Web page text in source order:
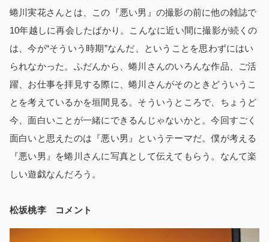
蜷川実花さんとは、この『悪い男』の撮影の前に他の雑誌で
10年越しに再会したばかり。こんなに近い間に撮影が続くの
は、今が“そういう時期”なんだ、ということを思わずにはい
られなかった。ふだんから、蜷川さんのいろんな作品、ご活
躍、お仕事を拝見する際に、蜷川さんがそのときどういうこ
とを考えているかを垣間見る。そういうところで、ちょうど
今、面白いことが一緒にできるんじゃないかと。今回すごく
面白いと思えたのは『悪い男』というテーマだ。僕が考える
『悪い男』を蜷川さんに写真として伝えてもらう。なんて楽
しい遊戯なんだろう。
松坂桃李 コメント